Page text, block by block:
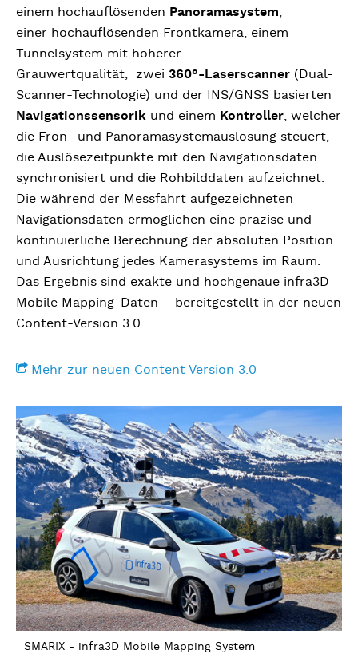
einem hochauflösenden Panoramasystem,
einer hochauflösenden Frontkamera, einem
Tunnelsystem mit höherer
Grauwertqualität, zwei 360°-Laserscanner (Dual-
Scanner-Technologie) und der INS/GNSS basierten
Navigationssensorik und einem Kontroller, welcher
die Fron- und Panoramasystemauslösung steuert,
die Auslösezeitpunkte mit den Navigationsdaten
synchronisiert und die Rohbilddaten aufzeichnet.
Die während der Messfahrt aufgezeichneten
Navigationsdaten ermöglichen eine präzise und
kontinuierliche Berechnung der absoluten Position
und Ausrichtung jedes Kamerasystems im Raum.
Das Ergebnis sind exakte und hochgenaue infra3D
Mobile Mapping-Daten – bereitgestellt in der neuen
Content-Version 3.0.
Mehr zur neuen Content Version 3.0
SMARIX - infra3D Mobile Mapping System